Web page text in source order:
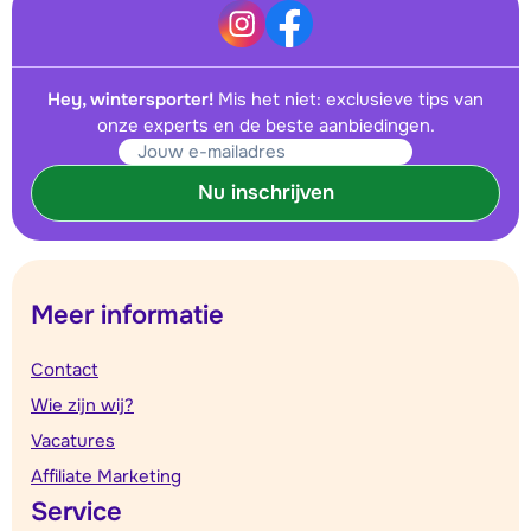
Hey, wintersporter! Mis het niet: exclusieve tips van
onze experts en de beste aanbiedingen.
Nu inschrijven
Meer informatie
Contact
Wie zijn wij?
Vacatures
Affiliate Marketing
Service